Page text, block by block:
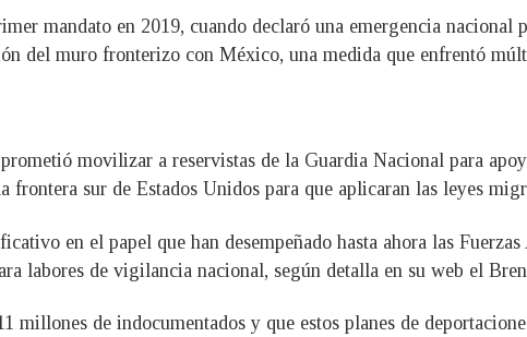
mandato en 2019, cuando declaró una emergencia
del muro fronterizo con México, una medida que enfrentó
movilizar a reservistas de la Guardia Nacional para
frontera sur de Estados Unidos para que aplicaran las leyes
en el papel que han desempeñado hasta ahora las
labores de vigilancia nacional, según detalla en su web el
millones de indocumentados y que estos planes de